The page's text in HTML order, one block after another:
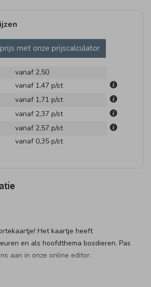
met onze prijscalculator
vanaf 2,50
vanaf 1,47 p/st
vanaf 1,71 p/st
vanaf 2,37 p/st
vanaf 2,57 p/st
vanaf 0,35 p/st
Het kaartje heeft
en als hoofdthema bosdieren. Pas
aan in onze online editor.
uit van